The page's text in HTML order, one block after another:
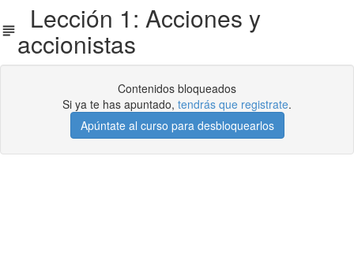
Lección 1: Acciones y
accionistas
Contenidos bloqueados
Si ya te has apuntado, tendrás que registrate.
Apúntate al curso para desbloquearlos